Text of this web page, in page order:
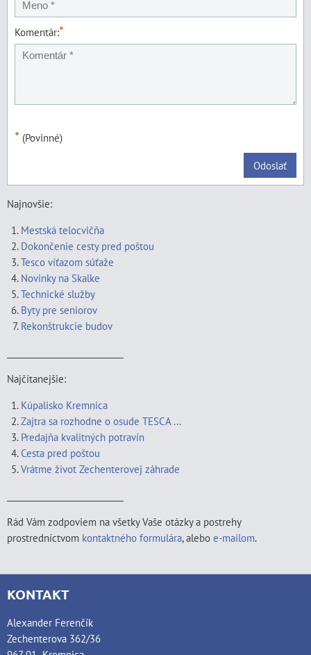
Komentár:*
* (Povinné)
Odoslať
Najnovšie:
Mestská telocvičňa
Dokončenie cesty pred poštou
Tesco víťazom súťaže
Novinky na Skalke
Technické služby
Byty pre seniorov
Rekonštrukcie budov
Najčítanejšie:
Kúpalisko Kremnica
Zajtra sa rozhodne o osude TESCA ...
Predajňa kvalitných potravín
Cesta pred poštou
Vrátme život Zechenterovej záhrade
Rád Vám zodpoviem na všetky Vaše otázky a postrehy
prostredníctvom kontaktného formulára, alebo e-mailom.
KONTAKT
Alexander Ferenčík
Zechenterova 362/36